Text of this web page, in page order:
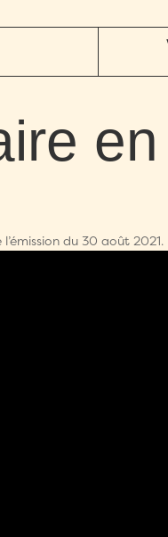
du 30 août 2021.